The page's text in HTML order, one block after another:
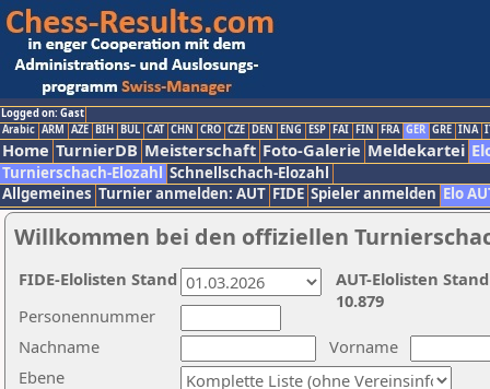
Logged on: Gast
Arabic ARM AZE BIH BUL CAT CHN CRO CZE DEN ENG ESP FAI FIN FRA GER GRE INA
Home TurnierDB Meisterschaft Foto-Galerie Meldekartei
Turnierschach-Elozahl Schnellschach-Elozahl
Allgemeines Turnier anmelden: AUT FIDE Spieler anmelden Elo
Willkommen bei den offiziellen
Nachname
Vorname
Ebene
Personennummer
AUT-Elolisten
10.879
FIDE-Elolisten Stand